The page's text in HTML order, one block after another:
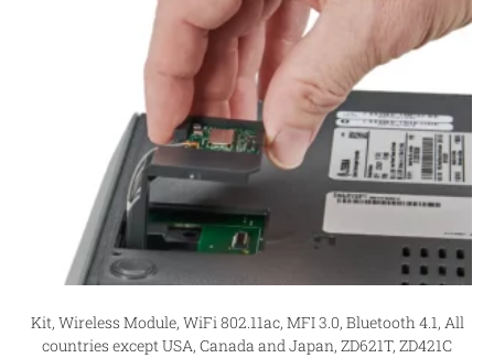
Kit, Wireless Module, WiFi 802.11ac, MFI 3.0, Bluetooth 4.1, All
countries except USA, Canada and Japan, ZD621T, ZD421C